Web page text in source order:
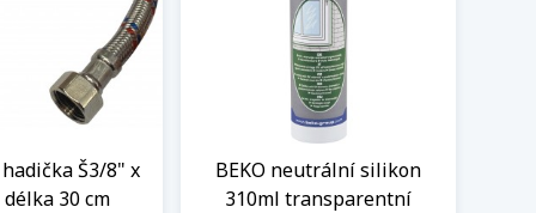
Š3/8" x
30 cm
BEKO neutrální silikon
310ml transparentní